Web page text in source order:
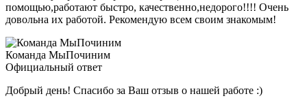
помощью,работают быстро, качественно,недорого!!!! Очень
довольна их работой. Рекомендую всем своим знакомым!
Команда МыПочиним
Официальный ответ
Добрый день! Спасибо за Ваш отзыв о нашей работе :)